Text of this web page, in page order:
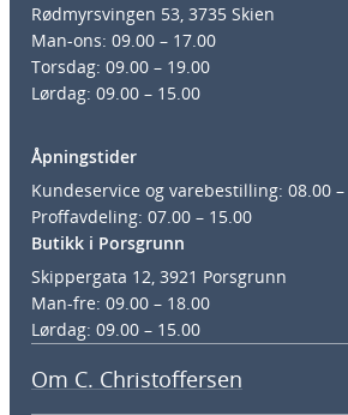
Rødmyrsvingen 53, 3735 Skien
Man-ons: 09.00 – 17.00
Torsdag: 09.00 – 19.00
Lørdag: 09.00 – 15.00
Åpningstider
Kundeservice og varebestilling: 08.00 –
Proffavdeling: 07.00 – 15.00
Butikk i Porsgrunn
Skippergata 12, 3921 Porsgrunn
Man-fre: 09.00 – 18.00
Lørdag: 09.00 – 15.00
Om C. Christoffersen